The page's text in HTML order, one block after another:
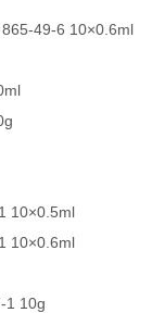
865-49-6 10×0.6ml
10×0.5ml
10×0.6ml
1 10g